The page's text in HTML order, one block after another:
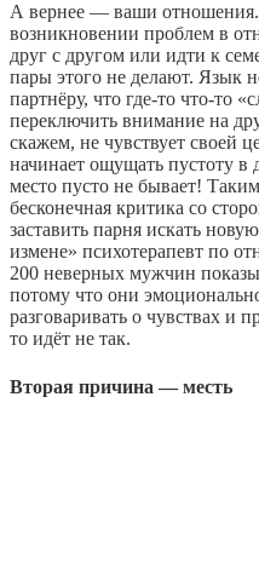
А вернее — ваши
возникновении проблем в
друг с другом или идти к
пары этого не делают. Язык
партнёру, что где-то что-то
переключить внимание на
скажем, не чувствует своей
начинает ощущать пустоту в
место пусто не бывает!
бесконечная критика со
заставить парня искать
измене» психотерапевт по
200 неверных мужчин
потому что они
разговаривать о чувствах и
то идёт не так.
Вторая причина — месть